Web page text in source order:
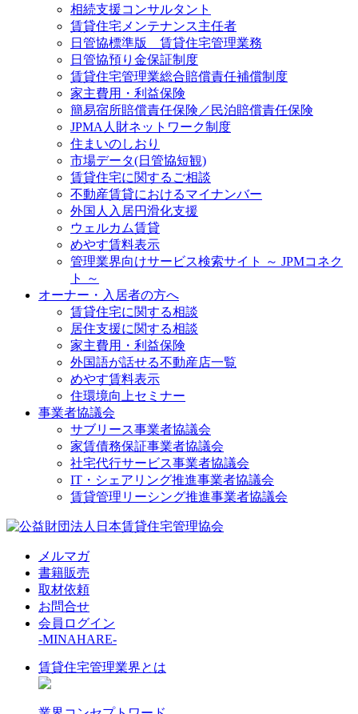
相続支援コンサルタント
賃貸住宅メンテナンス主任者
日管協標準版 賃貸住宅管理業務
日管協預り金保証制度
賃貸住宅管理業総合賠償責任補償制度
家主費用・利益保険
簡易宿所賠償責任保険／民泊賠償責任保険
JPMA人財ネットワーク制度
住まいのしおり
市場データ(日管協短観)
賃貸住宅に関するご相談
不動産賃貸におけるマイナンバー
外国人入居円滑化支援
ウェルカム賃貸
めやす賃料表示
管理業界向けサービス検索サイト ～ JPMコネク
ト ～
オーナー・入居者の方へ
賃貸住宅に関する相談
居住支援に関する相談
家主費用・利益保険
外国語が話せる不動産店一覧
めやす賃料表示
住環境向上セミナー
事業者協議会
サブリース事業者協議会
家賃債務保証事業者協議会
社宅代行サービス事業者協議会
IT・シェアリング推進事業者協議会
賃貸管理リーシング推進事業者協議会
メルマガ
書籍販売
取材依頼
お問合せ
会員ログイン
-MINAHARE-
賃貸住宅管理業界とは